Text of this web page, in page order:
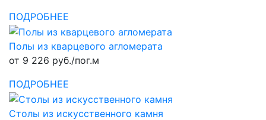
ПОДРОБНЕЕ
Полы из кварцевого агломерата
от 9 226 руб./пог.м
ПОДРОБНЕЕ
Столы из искусственного камня